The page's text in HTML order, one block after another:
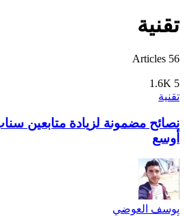
تقنية
56 Articles
1.6K 5
تقنية
نصائح مضمونة لزيادة متابعين
أوسع
يوسف العوضي